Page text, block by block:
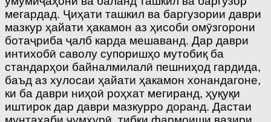
мегардад. Ҷиҳати ташкил ва баргузории даври
мазкур ҳайати ҳакамон аз ҳисоби омӯзгорони
ботаҷриба ҷалб карда мешаванд. Дар даври
интихобӣ саволу супоришҳо мутобиқ ба
стандарҳои байналмилалӣ пешниҳод гардида,
баъд аз хулосаи ҳайати ҳакамон хонандагоне,
ки ба даври ниҳоӣ роҳхат мегиранд, ҳуқуқи
иштирок дар даври мазкурро доранд. Дастаи